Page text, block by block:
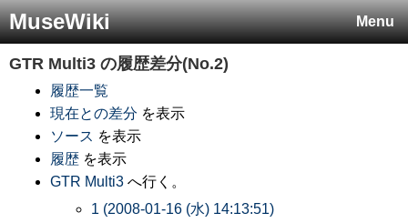
Menu
MuseWiki
GTR Multi3 の履歴差分(No.2)
履歴一覧
現在との差分 を表示
ソース を表示
履歴 を表示
GTR Multi3 へ行く。
1 (2008-01-16 (水) 14:13:51)